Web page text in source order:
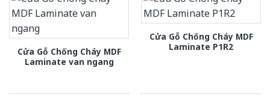
Cửa Gỗ Chống Cháy MDF
Laminate van ngang
Cửa Gỗ Chống Cháy MDF
Laminate P1R2